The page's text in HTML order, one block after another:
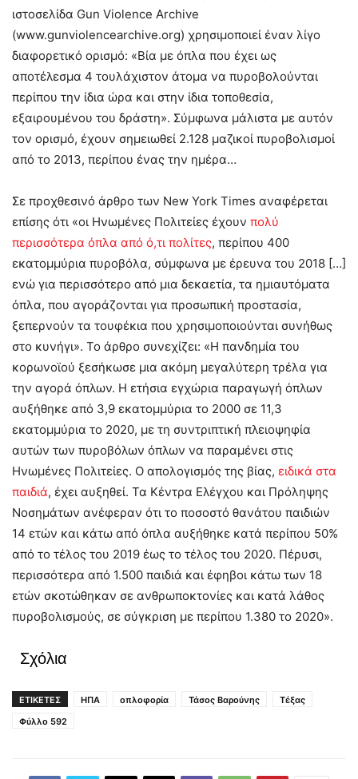
ιστοσελίδα Gun Violence Archive
(www.gunviolencearchive.org) χρησιμοποιεί έναν λίγο
διαφορετικό ορισμό: «Βία με όπλα που έχει ως
αποτέλεσμα 4 τουλάχιστον άτομα να πυροβολούνται
περίπου την ίδια ώρα και στην ίδια τοποθεσία,
εξαιρουμένου του δράστη». Σύμφωνα μάλιστα με αυτόν
τον ορισμό, έχουν σημειωθεί 2.128 μαζικοί πυροβολισμοί
από το 2013, περίπου ένας την ημέρα…
Σε προχθεσινό άρθρο των New York Times αναφέρεται
επίσης ότι «οι Ηνωμένες Πολιτείες έχουν πολύ
περισσότερα όπλα από ό,τι πολίτες, περίπου 400
εκατομμύρια πυροβόλα, σύμφωνα με έρευνα του 2018 […]
ενώ για περισσότερο από μια δεκαετία, τα ημιαυτόματα
όπλα, που αγοράζονται για προσωπική προστασία,
ξεπερνούν τα τουφέκια που χρησιμοποιούνται συνήθως
στο κυνήγι». Το άρθρο συνεχίζει: «Η πανδημία του
κορωνοϊού ξεσήκωσε μια ακόμη μεγαλύτερη τρέλα για
την αγορά όπλων. Η ετήσια εγχώρια παραγωγή όπλων
αυξήθηκε από 3,9 εκατομμύρια το 2000 σε 11,3
εκατομμύρια το 2020, με τη συντριπτική πλειοψηφία
αυτών των πυροβόλων όπλων να παραμένει στις
Ηνωμένες Πολιτείες. Ο απολογισμός της βίας, ειδικά στα
παιδιά, έχει αυξηθεί. Τα Κέντρα Ελέγχου και Πρόληψης
Νοσημάτων ανέφεραν ότι το ποσοστό θανάτου παιδιών
14 ετών και κάτω από όπλα αυξήθηκε κατά περίπου 50%
από το τέλος του 2019 έως το τέλος του 2020. Πέρυσι,
περισσότερα από 1.500 παιδιά και έφηβοι κάτω των 18
ετών σκοτώθηκαν σε ανθρωποκτονίες και κατά λάθος
πυροβολισμούς, σε σύγκριση με περίπου 1.380 το 2020».
Σχόλια
ΕΤΙΚΕΤΕΣ ΗΠΑ οπλοφορία Τάσος Βαρούνης
Τέξας
Φύλλο 592